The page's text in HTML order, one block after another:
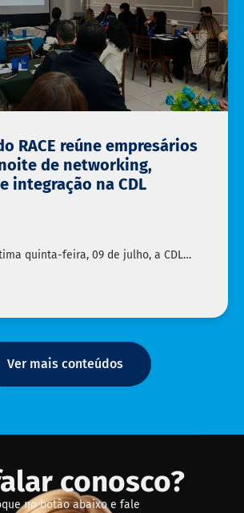
RACE reúne empresários
de networking,
integração na CDL
quinta-feira, 09 de julho, a CDL…
Ver mais conteúdos
conosco?
no botão abaixo e fale